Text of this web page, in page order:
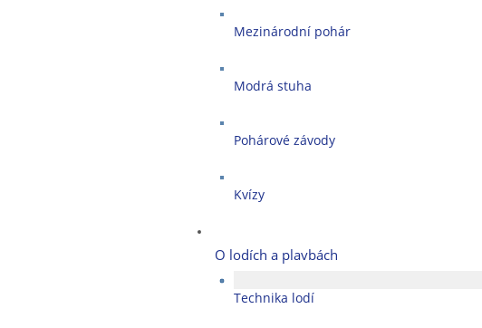
Mezinárodní pohár
Modrá stuha
Pohárové závody
Kvízy
O lodích a plavbách
Technika lodí